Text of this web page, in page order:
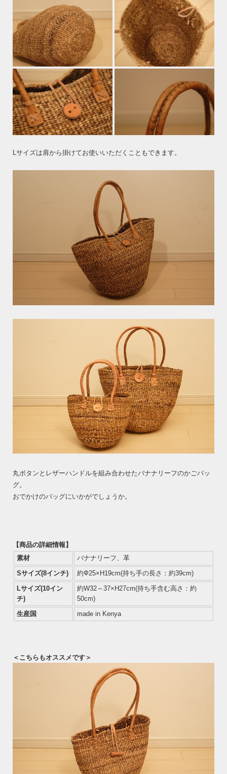
Lサイズは肩から掛けてお使いいただくこともできます。
丸ボタンとレザーハンドルを組み合わせたバナナリーフのかごバッ
グ。
おでかけのバッグにいかがでしょうか。
【商品の詳細情報】
素材
バナナリーフ、革
Sサイズ(8インチ)
約Ф25×H19cm(持ち手の長さ：約39cm)
Lサイズ(10イン
チ)
約W32～37×H27cm(持ち手含む高さ：約
50cm)
生産国
made in Kenya
＜こちらもオススメです＞